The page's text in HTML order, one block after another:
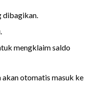
dibagikan.
mengklaim saldo
otomatis masuk ke